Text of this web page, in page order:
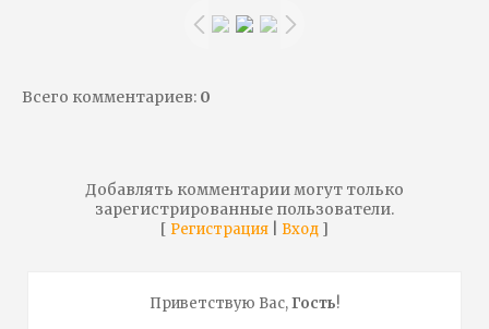
Всего комментариев: 0
Добавлять комментарии могут только
зарегистрированные пользователи.
[ Регистрация Вход ]
Приветствую Вас,Гость!